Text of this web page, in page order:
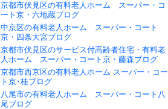
京都市伏見区の有料老人ホーム スーパー・コ
ート京・六地蔵ブログ
中京区の有料老人ホーム スーパー・コート
京・四条大宮ブログ
京都市伏見区のサービス付高齢者住宅・有料老
人ホーム スーパー・コート京・藤森ブログ
京都市西京区の有料老人ホーム スーパー・コー
ト京･桂ブログ
八尾市の有料老人ホーム スーパー・コート八
尾ブログ